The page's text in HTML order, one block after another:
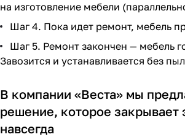
на изготовление мебели
Шаг 4. Пока идет ремонт, мебель
Шаг 5. Ремонт закончен — мебель
Завозится и устанавливается без
В компании «Веста» мы
решение, которое закрывает
навсегда